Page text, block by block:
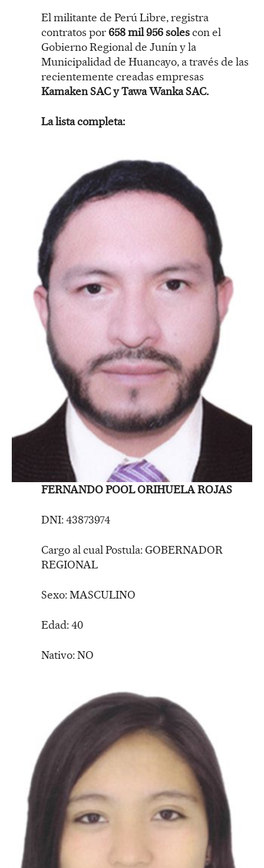
El militante de Perú Libre, registra
contratos por658 mil 956 solescon el
Gobierno Regional de Junín y la
Municipalidad de Huancayo, a través de las
recientemente creadas empresas
Kamaken SAC y Tawa Wanka SAC.
La lista completa:
FERNANDO POOL ORIHUELA ROJAS
DNI: 43873974
Cargo al cual Postula: GOBERNADOR
REGIONAL
Sexo: MASCULINO
Edad: 40
Nativo: NO